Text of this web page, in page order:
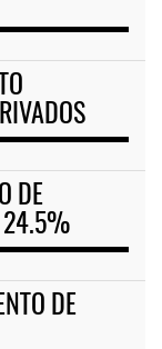
DE
24.5%
DE